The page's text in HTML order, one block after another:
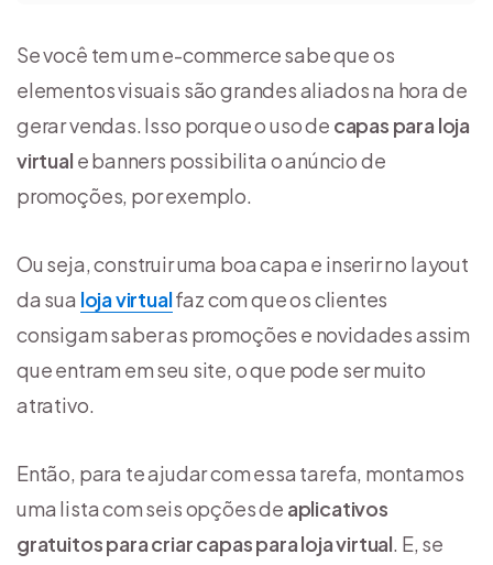
Se você tem um e-commerce sabe que os
elementos visuais são grandes aliados na hora de
gerar vendas. Isso porque o uso de capas para loja
virtual e banners possibilita o anúncio de
promoções, por exemplo.
Ou seja, construir uma boa capa e inserir no layout
da sua loja virtualfaz com que os clientes
consigam saber as promoções e novidades assim
que entram em seu site, o que pode ser muito
atrativo.
Então, para te ajudar com essa tarefa, montamos
uma lista com seis opções de aplicativos
gratuitos para criar capas para loja virtual. E, se